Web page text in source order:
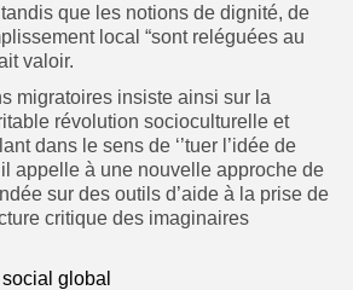
que les notions de dignité, de
local “sont reléguées au
valoir.
migratoires insiste ainsi sur la
révolution socioculturelle et
dans le sens de ‘’tuer l’idée de
il appelle à une nouvelle approche de
sur des outils d’aide à la prise de
critique des imaginaires
global